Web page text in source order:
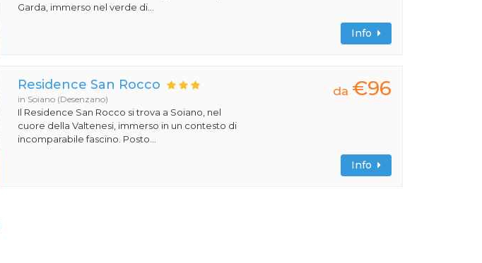
Garda, immerso nel verde di...
Info
Residence San Rocco
in Soiano (Desenzano)
Il Residence San Rocco si trova a Soiano, nel
cuore della Valtenesi, immerso in un contesto di
incomparabile fascino. Posto...
da €96
Info